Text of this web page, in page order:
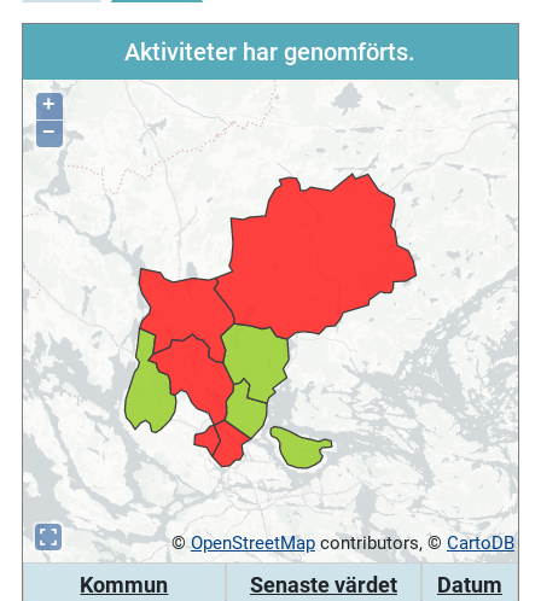
Aktiviteter har genomförts.
+
−
©OpenStreetMapcontributors, © CartoDB
Kommun Senaste värdet
Datum